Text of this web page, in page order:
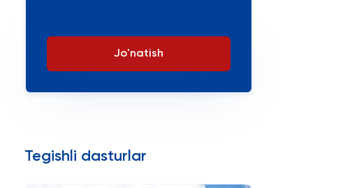
Jo'natish
Tegishli dasturlar